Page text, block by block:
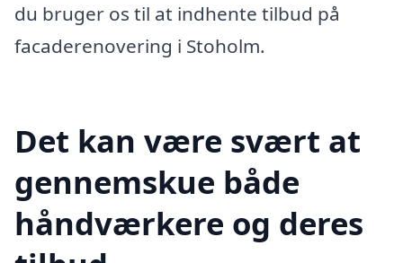
du bruger os til at indhente tilbud på
facaderenovering i Stoholm.
Det kan være svært at
gennemskue både
håndværkere og deres